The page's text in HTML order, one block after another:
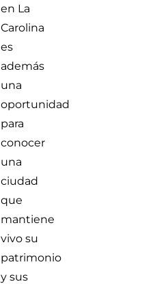
en La
Carolina
es
además
una
oportunidad
para
conocer
una
ciudad
que
mantiene
vivo su
patrimonio
y sus